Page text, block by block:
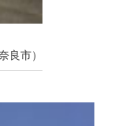
良市）